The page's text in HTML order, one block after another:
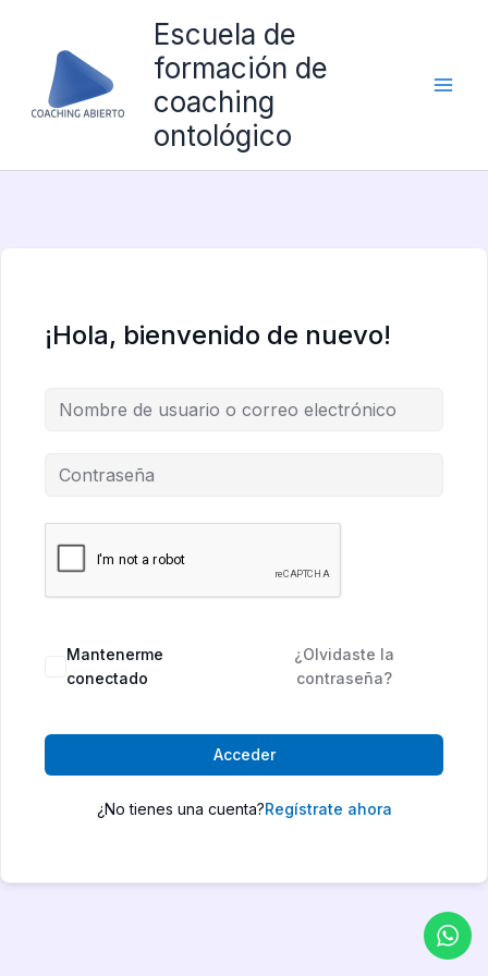
contenido
Escuela de
formación de
coaching
ontológico
¡Hola, bienvenido de nuevo!
Mantenerme
conectado
¿Olvidaste la
contraseña?
Acceder
¿No tienes una cuenta?Regístrate ahora